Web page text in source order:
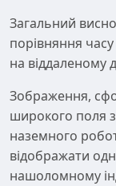
Загальний
порівняння
на віддаленому
Зображення,
широкого поля
наземного
відображати
нашоломному